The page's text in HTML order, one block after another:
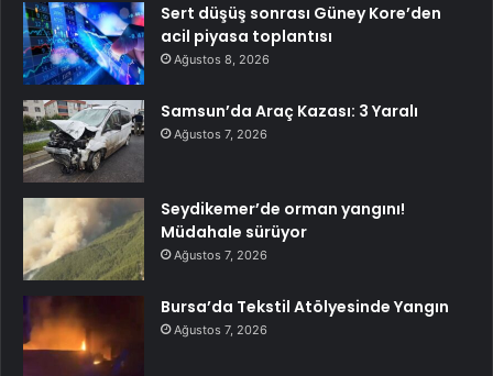
Sert düşüş sonrası Güney Kore’den
acil piyasa toplantısı
Ağustos 8, 2026
Samsun’da Araç Kazası: 3 Yaralı
Ağustos 7, 2026
Seydikemer’de orman yangını!
Müdahale sürüyor
Ağustos 7, 2026
Bursa’da Tekstil Atölyesinde Yangın
Ağustos 7, 2026